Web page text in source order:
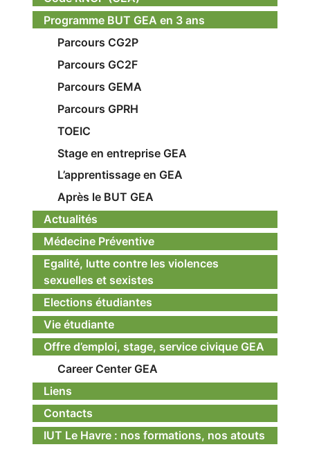
Programme BUT GEA en 3 ans
Parcours CG2P
Parcours GC2F
Parcours GEMA
Parcours GPRH
TOEIC
Stage en entreprise GEA
L’apprentissage en GEA
Après le BUT GEA
Actualités
Médecine Préventive
Egalité, lutte contre les violences
sexuelles et sexistes
Elections étudiantes
Vie étudiante
Offre d’emploi, stage, service civique GEA
Career Center GEA
Liens
Contacts
IUT Le Havre : nos formations, nos atouts